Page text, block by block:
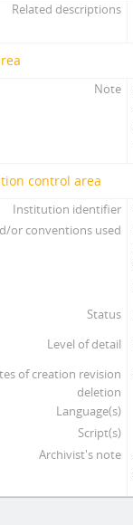
Related descriptions
Note
control area
Institution identifier
or conventions used
Status
Level of detail
of creation revision
deletion
Language(s)
Script(s)
Archivist's note